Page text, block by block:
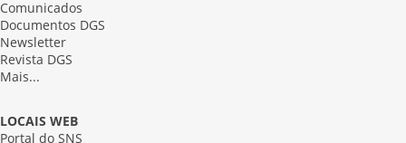
Comunicados
Documentos DGS
Newsletter
Revista DGS
Mais...
LOCAIS WEB
Portal do SNS